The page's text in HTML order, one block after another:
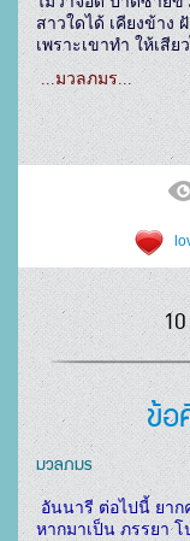
สาวใดได้ เคียงข้าง ฝั
เพราะเขาทำ ให้เสีย
...มวลภมร...
ข้
มวลภมร
อันนารี ต่อไปนี้ ยาก
หากมาเป็น ภรรยา โ